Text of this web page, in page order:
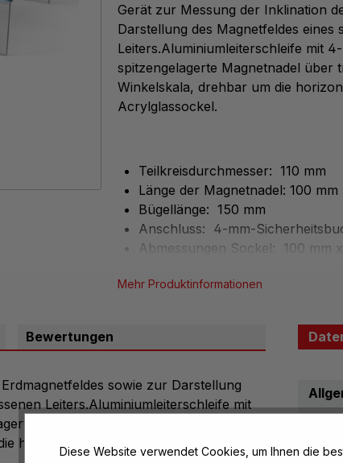
Gerät zur Messung der Inklination
Darstellung des Magnetfeldes eines
Leiters.Aluminiumleiterschleife mit
spitzengelagerte Magnetnadel über
Winkelskala, drehbar um die
Acrylglassockel.
Teilkreisdurchmesser: 110 mm
Länge der Magnetnadel: 100 mm
Bügellänge: 150 mm
Anschluss: 4-mm-
Abmessungen Sockel: 100 mm
Mehr Produktinformationen
Bewertungen
sowie zur Darstellung
Leiters.Aluminiumleiterschleife mit
Magnetnadel über transparentem
horizontale Achse, auf Acrylglassockel.
Diese Website verwendet Cookies, um Ihnen die